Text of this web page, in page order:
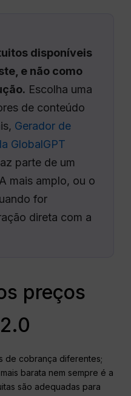
disponíveis
e não como
Escolha uma
de conteúdo
Gerador de
GlobalGPT
parte de um
mais amplo, ou o
for
direta com a
preços
de cobrança diferentes;
barata nem sempre é a
são adequadas para